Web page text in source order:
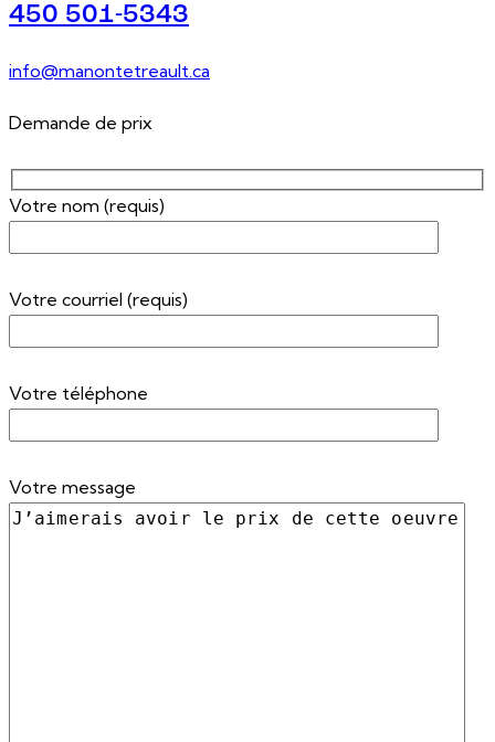
450 501-5343
info@manontetreault.ca
Demande de prix
Votre nom (requis)
Votre courriel (requis)
Votre téléphone
Votre message